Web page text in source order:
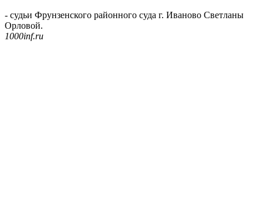
- судьи Фрунзенского районного суда г. Иваново Светланы
Орловой.
1000inf.ru